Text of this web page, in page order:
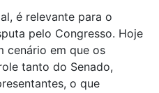
é relevante para o
pelo Congresso. Hoje
cenário em que os
tanto do Senado,
o que